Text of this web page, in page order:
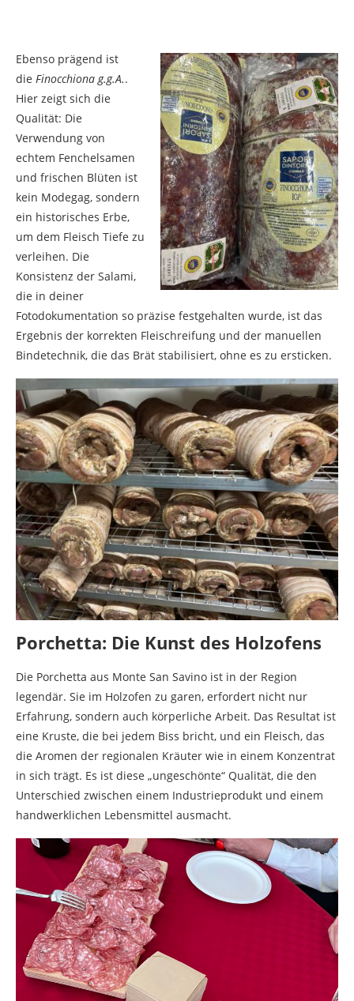
Ebenso prägend ist
die Finocchiona g.g.A..
Hier zeigt sich die
Qualität: Die
Verwendung von
echtem Fenchelsamen
und frischen Blüten ist
kein Modegag, sondern
ein historisches Erbe,
um dem Fleisch Tiefe zu
verleihen. Die
Konsistenz der Salami,
die in deiner
Fotodokumentation so präzise festgehalten wurde, ist das
Ergebnis der korrekten Fleischreifung und der manuellen
Bindetechnik, die das Brät stabilisiert, ohne es zu ersticken.
Porchetta: Die Kunst des Holzofens
Die Porchetta aus Monte San Savino ist in der Region
legendär. Sie im Holzofen zu garen, erfordert nicht nur
Erfahrung, sondern auch körperliche Arbeit. Das Resultat ist
eine Kruste, die bei jedem Biss bricht, und ein Fleisch, das
die Aromen der regionalen Kräuter wie in einem Konzentrat
in sich trägt. Es ist diese „ungeschönte“ Qualität, die den
Unterschied zwischen einem Industrieprodukt und einem
handwerklichen Lebensmittel ausmacht.